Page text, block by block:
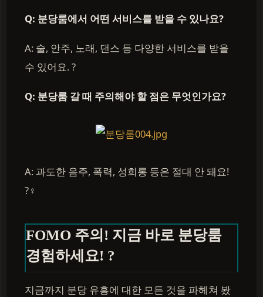
Q: 분당룸에서 어떤 서비스를 받을 수 있나요?
A: 술, 안주, 노래, 댄스 등 다양한 서비스를 받을
수 있어요. ?
Q: 분당룸 갈 때 주의해야 할 점은 무엇인가요?
A: 과도한 음주, 폭력, 성희롱 등은 절대 안 돼요!
?‍♀️
FOMO 주의! 지금 바로 분당룸
경험하세요! ?
지금까지 분당 유흥에 대한 모든 것을 파헤쳐 봤